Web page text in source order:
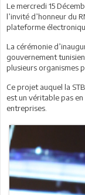
Le mercredi 15
l’invité d’honneur du
plateforme
La cérémonie
gouvernement
plusieurs organismes
Ce projet auquel la
est un véritable pas
entreprises.